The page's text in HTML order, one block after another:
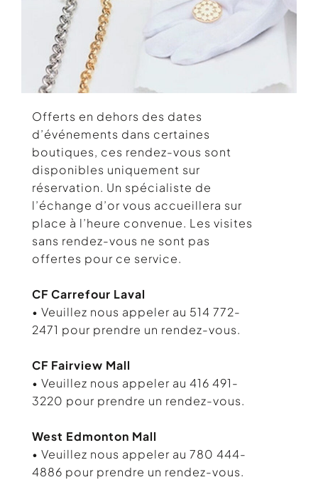
Offerts en dehors des dates
d’événements dans certaines
boutiques, ces rendez-vous sont
disponibles uniquement sur
réservation. Un spécialiste de
l’échange d’or vous accueillera sur
place à l’heure convenue. Les visites
sans rendez-vous ne sont pas
offertes pour ce service.
CF Carrefour Laval
• Veuillez nous appeler au 514 772-
2471 pour prendre un rendez-vous.
CF Fairview Mall
• Veuillez nous appeler au 416 491-
3220 pour prendre un rendez-vous.
West Edmonton Mall
• Veuillez nous appeler au 780 444-
4886 pour prendre un rendez-vous.